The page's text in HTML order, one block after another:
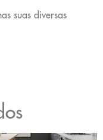
suas diversas